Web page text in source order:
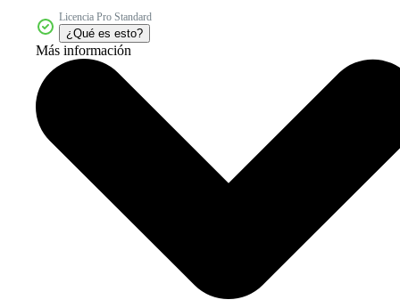
Licencia Pro Standard
¿Qué es esto?
Más información